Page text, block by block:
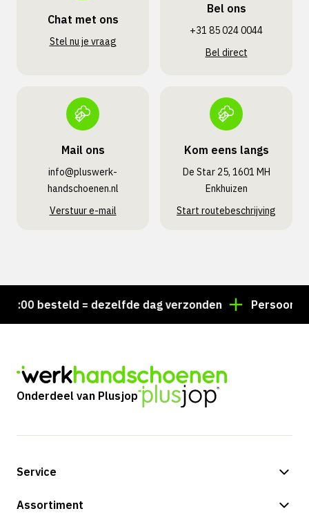
Chat met ons
Stel nu je vraag
Bel ons
+31 85 024 0044
Bel direct
Mail ons
info@pluswerk­
handschoenen.nl
Verstuur e-mail
Kom eens langs
De Star 25, 1601 MH
Enkhuizen
Start routebeschrijving
besteld = dezelfde dag verzonden Persoonlijk
Onderdeel van Plusjop
Service
Betalingsmogelijkheden
Assortiment